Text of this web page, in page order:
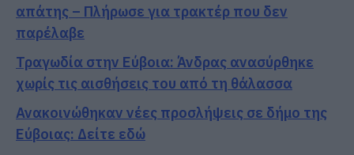
απάτης – Πλήρωσε για τρακτέρ που δεν
παρέλαβε
Τραγωδία στην Εύβοια: Άνδρας ανασύρθηκε
χωρίς τις αισθήσεις του από τη θάλασσα
Ανακοινώθηκαν νέες προσλήψεις σε δήμο της
Εύβοιας: Δείτε εδώ